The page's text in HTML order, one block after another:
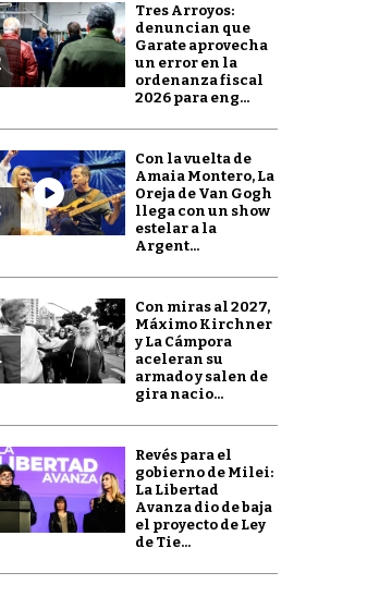
Tres Arroyos:
denuncian que
Garate aprovecha
un error en la
ordenanza fiscal
2026 para eng...
Con la vuelta de
Amaia Montero, La
Oreja de Van Gogh
llega con un show
estelar a la
Argent...
Con miras al 2027,
Máximo Kirchner
y La Cámpora
aceleran su
armado y salen de
gira nacio...
Revés para el
gobierno de Milei:
La Libertad
Avanza dio de baja
el proyecto de Ley
de Tie...